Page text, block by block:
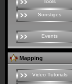
Tools
Sonstiges
Events
Mapping
Video Tutorials